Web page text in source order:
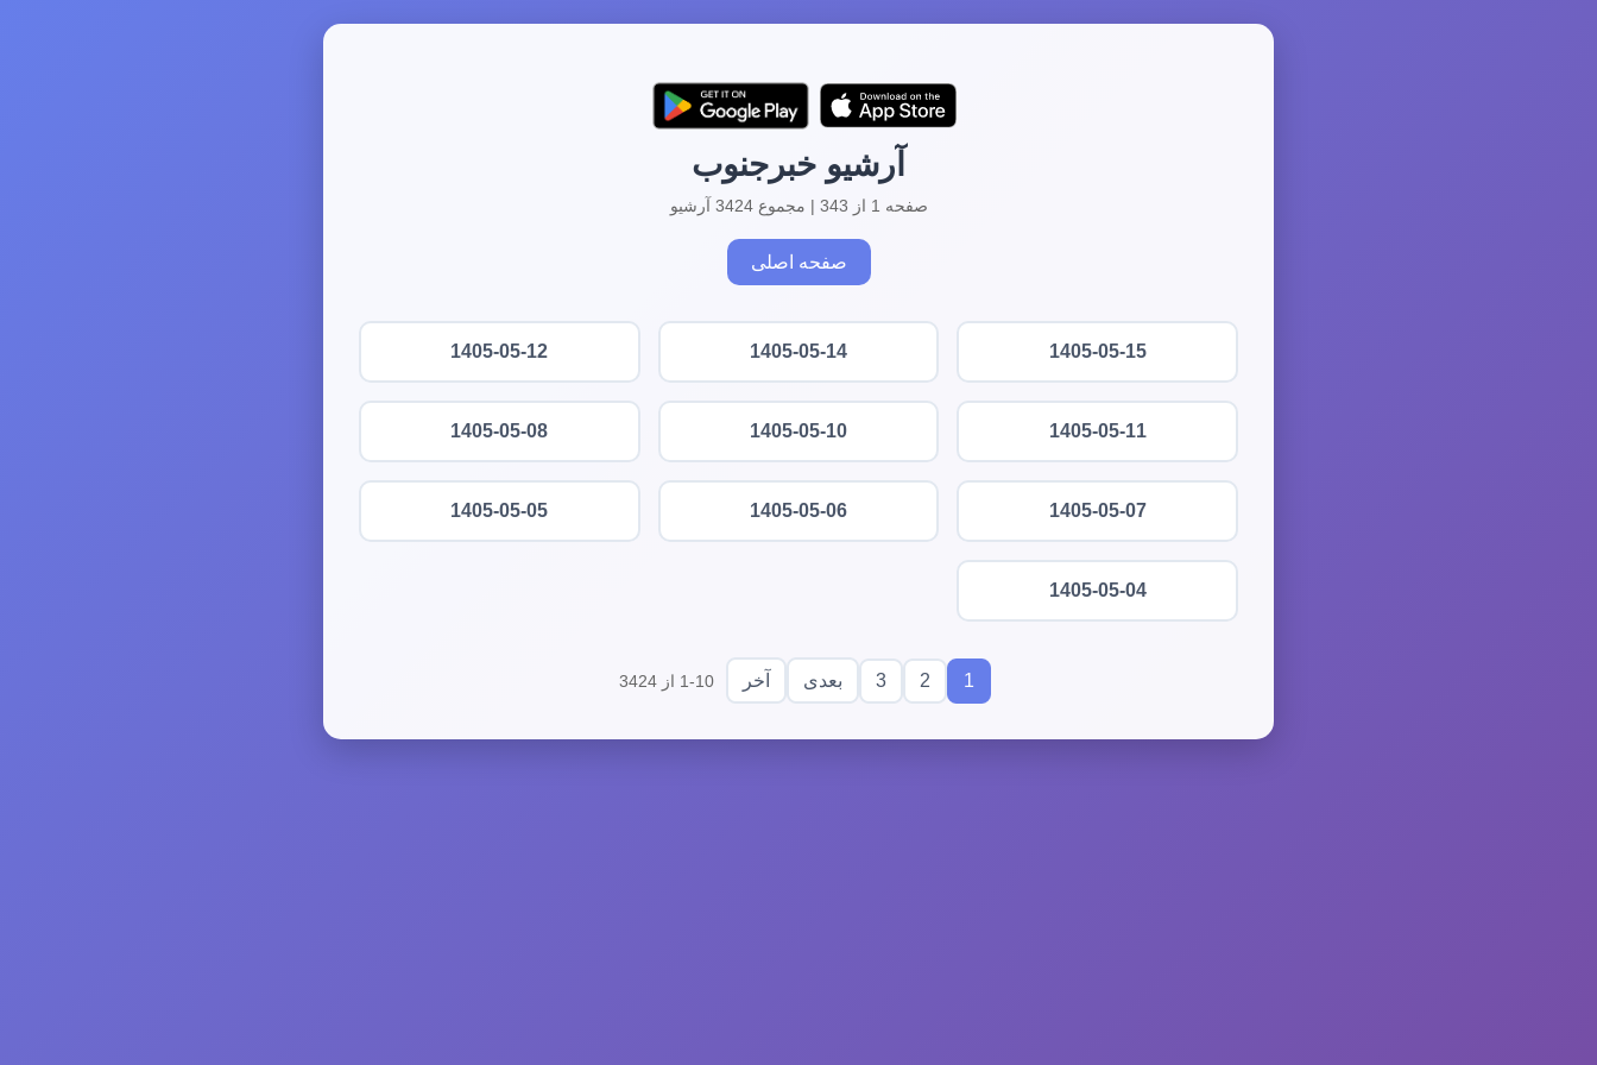
آرشیو خبرجنوب
صفحه 1 از 343 | مجموع 3424 آرشیو
صفحه اصلی
1405-05-15
1405-05-14
1405-05-12
1405-05-11
1405-05-10
1405-05-08
1405-05-07
1405-05-06
1405-05-05
1405-05-04
1
2
3 بعدی آخر 1-10 از 3424